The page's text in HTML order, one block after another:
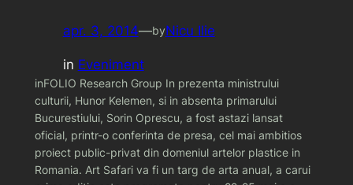
apr. 3, 2014—byNicu Ilie
in Eveniment
inFOLIO Research Group In prezenta ministrului
culturii, Hunor Kelemen, si in absenta primarului
Bucurestiului, Sorin Oprescu, a fost astazi lansat
oficial, printr-o conferinta de presa, cel mai ambitios
proiect public-privat din domeniul artelor plastice in
Romania. Art Safari va fi un targ de arta anual, a carui